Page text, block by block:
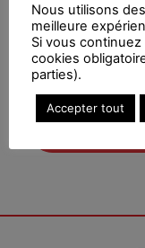
Nous utilisons
meilleure
Si vous
cookies
parties).
Accepter tout